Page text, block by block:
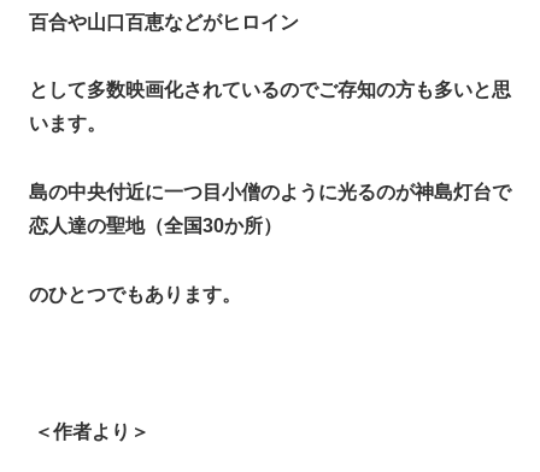
百合や山口百恵などがヒロイン
として多数映画化されているのでご存知の方も多いと思
います。
島の中央付近に一つ目小僧のように光るのが神島灯台で
恋人達の聖地（全国30か所）
のひとつでもあります。
＜作者より＞